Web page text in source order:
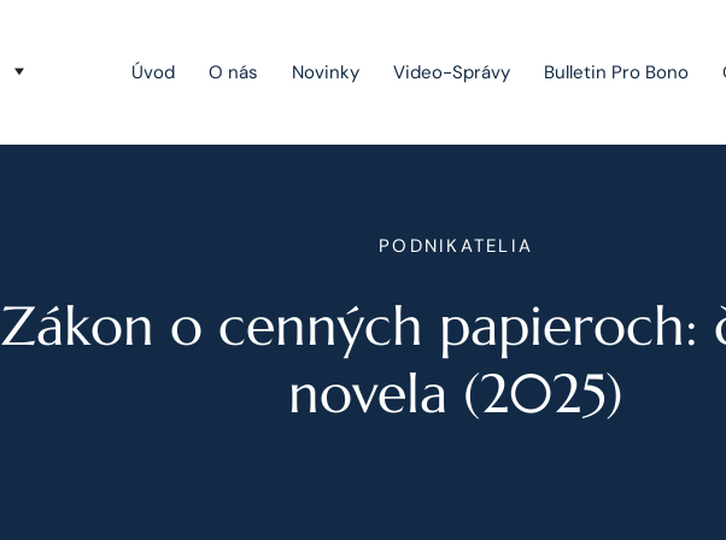
Úvod O nás Novinky Video-Správy Bulletin Pro Bono
Právo obchodných spoločností
Právo hospodárskej súťaže
PODNIKATELIA
Zákon o cenných papieroch:
novela (2025)